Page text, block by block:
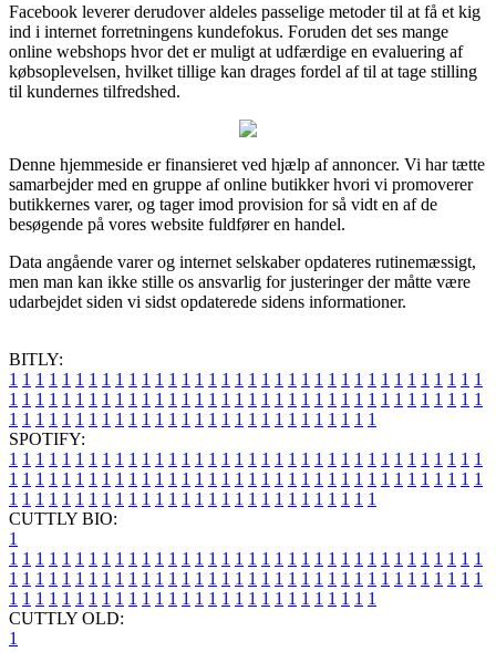
Facebook leverer derudover aldeles passelige metoder til at få et kig
ind i internet forretningens kundefokus. Foruden det ses mange
online webshops hvor det er muligt at udfærdige en evaluering af
købsoplevelsen, hvilket tillige kan drages fordel af til at tage stilling
til kundernes tilfredshed.
Denne hjemmeside er finansieret ved hjælp af annoncer. Vi har tætte
samarbejder med en gruppe af online butikker hvori vi promoverer
butikkernes varer, og tager imod provision for så vidt en af de
besøgende på vores website fuldfører en handel.
Data angående varer og internet selskaber opdateres rutinemæssigt,
men man kan ikke stille os ansvarlig for justeringer der måtte være
udarbejdet siden vi sidst opdaterede sidens informationer.
BITLY:
1 1 1 1 1 1 1 1 1 1 1 1 1 1 1 1 1 1 1 1 1 1 1 1 1 1 1 1 1 1 1 1 1 1 1 1
1 1 1 1 1 1 1 1 1 1 1 1 1 1 1 1 1 1 1 1 1 1 1 1 1 1 1 1 1 1 1 1 1 1 1 1
1 1 1 1 1 1 1 1 1 1 1 1 1 1 1 1 1 1 1 1 1 1 1 1 1 1 1 1
SPOTIFY:
1 1 1 1 1 1 1 1 1 1 1 1 1 1 1 1 1 1 1 1 1 1 1 1 1 1 1 1 1 1 1 1 1 1 1 1
1 1 1 1 1 1 1 1 1 1 1 1 1 1 1 1 1 1 1 1 1 1 1 1 1 1 1 1 1 1 1 1 1 1 1 1
1 1 1 1 1 1 1 1 1 1 1 1 1 1 1 1 1 1 1 1 1 1 1 1 1 1 1 1
CUTTLY BIO:
1
1 1 1 1 1 1 1 1 1 1 1 1 1 1 1 1 1 1 1 1 1 1 1 1 1 1 1 1 1 1 1 1 1 1 1 1
1 1 1 1 1 1 1 1 1 1 1 1 1 1 1 1 1 1 1 1 1 1 1 1 1 1 1 1 1 1 1 1 1 1 1 1
1 1 1 1 1 1 1 1 1 1 1 1 1 1 1 1 1 1 1 1 1 1 1 1 1 1 1 1
CUTTLY OLD:
1